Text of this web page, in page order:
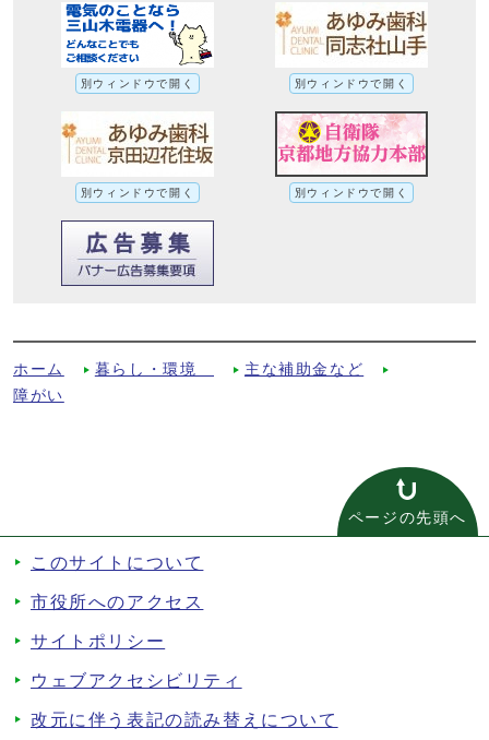
別ウィンドウで開く 別ウィンドウで開く
別ウィンドウで開く 別ウィンドウで開く
ホーム 暮らし・環境
主な補助金など
障がい
ページの先頭へ
このサイトについて
市役所へのアクセス
サイトポリシー
ウェブアクセシビリティ
改元に伴う表記の読み替えについて